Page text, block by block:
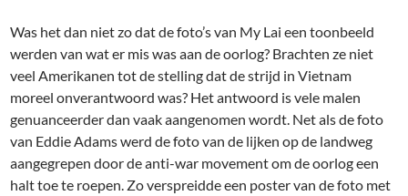
Was het dan niet zo dat de foto’s van My Lai een toonbeeld
werden van wat er mis was aan de oorlog? Brachten ze niet
veel Amerikanen tot de stelling dat de strijd in Vietnam
moreel onverantwoord was? Het antwoord is vele malen
genuanceerder dan vaak aangenomen wordt. Net als de foto
van Eddie Adams werd de foto van de lijken op de landweg
aangegrepen door de anti-war movement om de oorlog een
halt toe te roepen. Zo verspreidde een poster van de foto met